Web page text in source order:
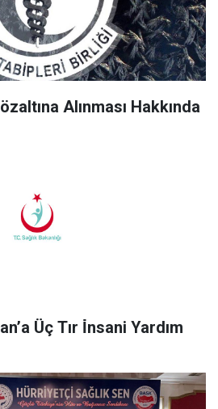
Alınması Hakkında
Üç Tır İ̇nsani Yardım